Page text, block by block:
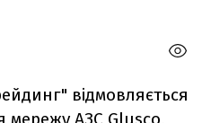
відмовляється